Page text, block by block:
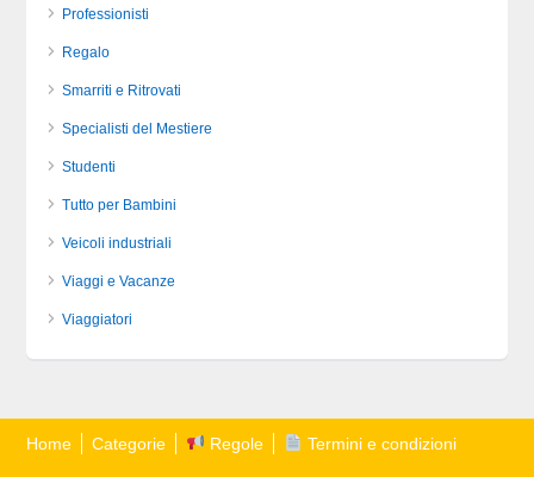
Professionisti
Regalo
Smarriti e Ritrovati
Specialisti del Mestiere
Studenti
Tutto per Bambini
Veicoli industriali
Viaggi e Vacanze
Viaggiatori
Home Categorie Regole Termini e condizioni